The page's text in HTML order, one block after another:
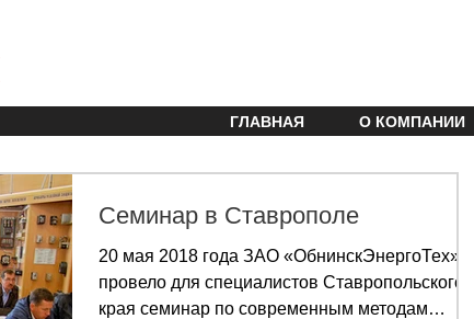
ГЛАВНАЯ О КОМПАНИИ
Семинар в Ставрополе
20 мая 2018 года ЗАО «ОбнинскЭнергоТех»
провело для специалистов Ставропольского
края семинар по современным методам